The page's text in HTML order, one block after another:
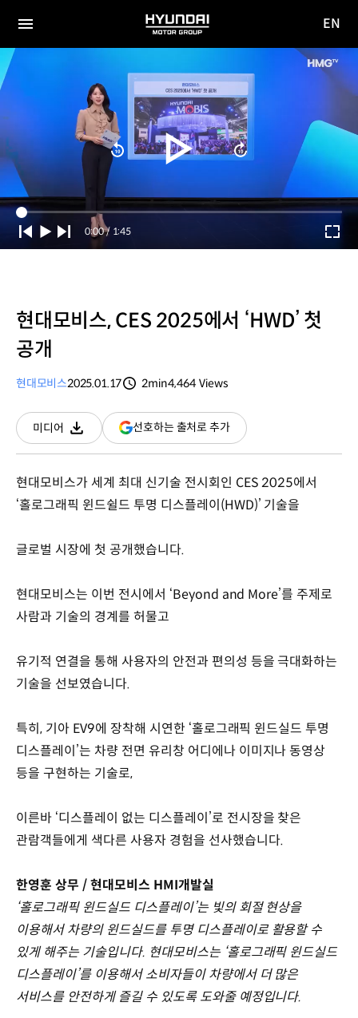
전체
HYUNDAI
MOTOR
사이
이동
EN
Current
Time
0:00 / Duration
1:45
현대모비스, CES 2025에서 ‘HWD’ 첫
공개
현대모비스2025.01.17
2min4,464 Views
미디어
다운로드
선호하는 출처로 추가(새
창
현대모비스가 세계 최대 신기술 전시회인 CES 2025에서
‘홀로그래픽 윈드쉴드 투명 디스플레이(HWD)’ 기술을
글로벌 시장에 첫 공개했습니다.
현대모비스는 이번 전시에서 ‘Beyond and More’를 주제로
사람과 기술의 경계를 허물고
유기적 연결을 통해 사용자의 안전과 편의성 등을 극대화하는
기술을 선보였습니다.
특히, 기아 EV9에 장착해 시연한 ‘홀로그래픽 윈드실드 투명
디스플레이’는 차량 전면 유리창 어디에나 이미지나 동영상
등을 구현하는 기술로,
이른바 ‘디스플레이 없는 디스플레이’로 전시장을 찾은
관람객들에게 색다른 사용자 경험을 선사했습니다.
한영훈 상무 / 현대모비스 HMI개발실
‘홀로그래픽 윈드실드 디스플레이’는 빛의 회절 현상을
이용해서 차량의 윈드실드를 투명 디스플레이로 활용할 수
있게 해주는 기술입니다. 현대모비스는 ‘홀로그래픽 윈드실드
디스플레이’를 이용해서 소비자들이 차량에서 더 많은
서비스를 안전하게 즐길 수 있도록 도와줄 예정입니다.